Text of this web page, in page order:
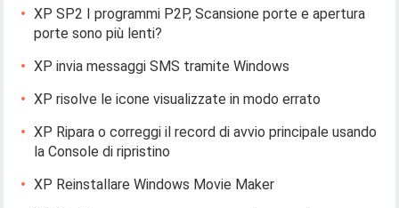
XP SP2 I programmi P2P, Scansione porte e apertura
porte sono più lenti?
XP invia messaggi SMS tramite Windows
XP risolve le icone visualizzate in modo errato
XP Ripara o correggi il record di avvio principale usando
la Console di ripristino
XP Reinstallare Windows Movie Maker